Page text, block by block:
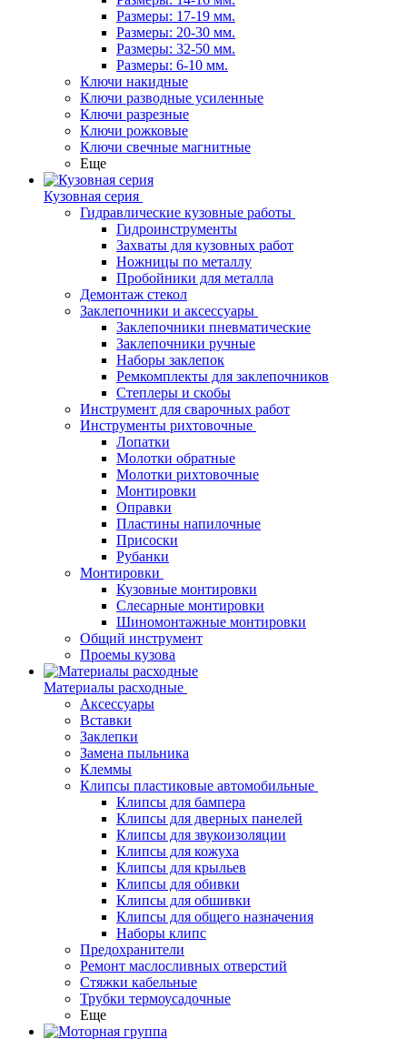
Размеры: 17-19 мм.
Размеры: 20-30 мм.
Размеры: 32-50 мм.
Размеры: 6-10 мм.
Ключи накидные
Ключи разводные усиленные
Ключи разрезные
Ключи рожковые
Ключи свечные магнитные
Еще
Кузовная серия
Гидравлические кузовные работы
Гидроинструменты
Захваты для кузовных работ
Ножницы по металлу
Пробойники для металла
Демонтаж стекол
Заклепочники и аксессуары
Заклепочники пневматические
Заклепочники ручные
Наборы заклепок
Ремкомплекты для заклепочников
Степлеры и скобы
Инструмент для сварочных работ
Инструменты рихтовочные
Лопатки
Молотки обратные
Молотки рихтовочные
Монтировки
Оправки
Пластины напилочные
Присоски
Рубанки
Монтировки
Кузовные монтировки
Слесарные монтировки
Шиномонтажные монтировки
Общий инструмент
Проемы кузова
Материалы расходные
Аксессуары
Вставки
Заклепки
Замена пыльника
Клеммы
Клипсы пластиковые автомобильные
Клипсы для бампера
Клипсы для дверных панелей
Клипсы для звукоизоляции
Клипсы для кожуха
Клипсы для крыльев
Клипсы для обивки
Клипсы для обшивки
Клипсы для общего назначения
Наборы клипс
Предохранители
Ремонт маслосливных отверстий
Стяжки кабельные
Трубки термоусадочные
Еще